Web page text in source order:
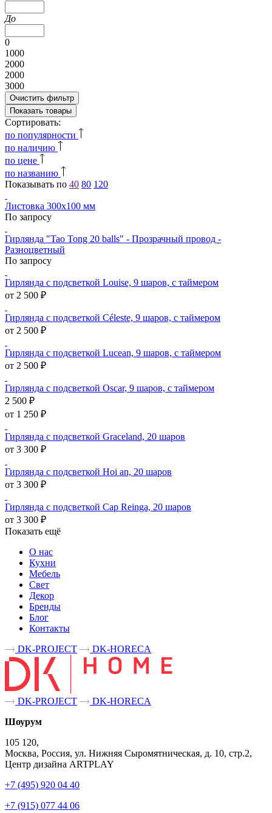
До
0
1000
2000
2000
3000
Очистить фильтр
Показать товары
Сортировать:
по популярности
по наличию
по цене
по названию
Показывать по 40 80 120
Листовка 300х100 мм
По запросу
Гирлянда "Tao Tong 20 balls" - Прозрачный провод -
Разноцветный
По запросу
Гирлянда с подсветкой Louise, 9 шаров, с таймером
от 2 500 ₽
Гирлянда с подсветкой Céleste, 9 шаров, с таймером
от 2 500 ₽
Гирлянда с подсветкой Lucean, 9 шаров, с таймером
от 2 500 ₽
Гирлянда с подсветкой Oscar, 9 шаров, с таймером
2 500 ₽
от 1 250 ₽
Гирлянда с подсветкой Graceland, 20 шаров
от 3 300 ₽
Гирлянда с подсветкой Hoi an, 20 шаров
от 3 300 ₽
Гирлянда с подсветкой Cap Reinga, 20 шаров
от 3 300 ₽
Показать ещё
О нас
Кухни
Мебель
Свет
Декор
Бренды
Блог
Контакты
DK-PROJECT
DK-HORECA
DK-PROJECT
DK-HORECA
Шоурум
105 120,
Москва, Россия, ул. Нижняя Сыромятническая, д. 10, стр.2,
Центр дизайна ARTPLAY
+7 (495) 920 04 40
+7 (915) 077 44 06